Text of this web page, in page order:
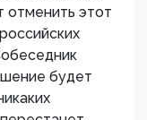
отменить этот
будет